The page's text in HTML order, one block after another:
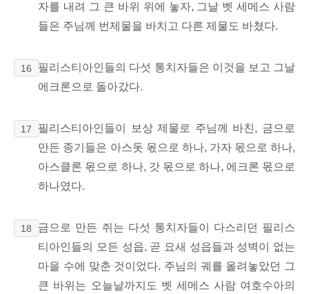
자를 내려 그 큰 바위 위에 놓자, 그날 벳 세메스 사람
들은 주님께 번제물을 바치고 다른 제물도 바쳤다.
16
필리스티아인들의 다섯 통치자들은 이것을 보고 그날
에크론으로 돌아갔다.
17
필리스티아인들이 보상 제물로 주님께 바친, 금으로
만든 종기들은 아스돗 몫으로 하나, 가자 몫으로 하나,
아스클론 몫으로 하나, 갓 몫으로 하나, 에크론 몫으로
하나였다.
18
금으로 만든 쥐는 다섯 통치자들이 다스리던 필리스
티아인들의 모든 성읍, 곧 요새 성읍들과 성벽이 없는
마을 수에 맞춘 것이었다. 주님의 궤를 올려놓았던 그
큰 바위는 오늘날까지도 벳 세메스 사람 여호수아의